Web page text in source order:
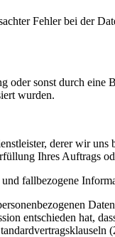
Fehler bei der
oder sonst durch
wurden.
derer wir
Ihres Auftrags
fallbezogene
entschieden hat,